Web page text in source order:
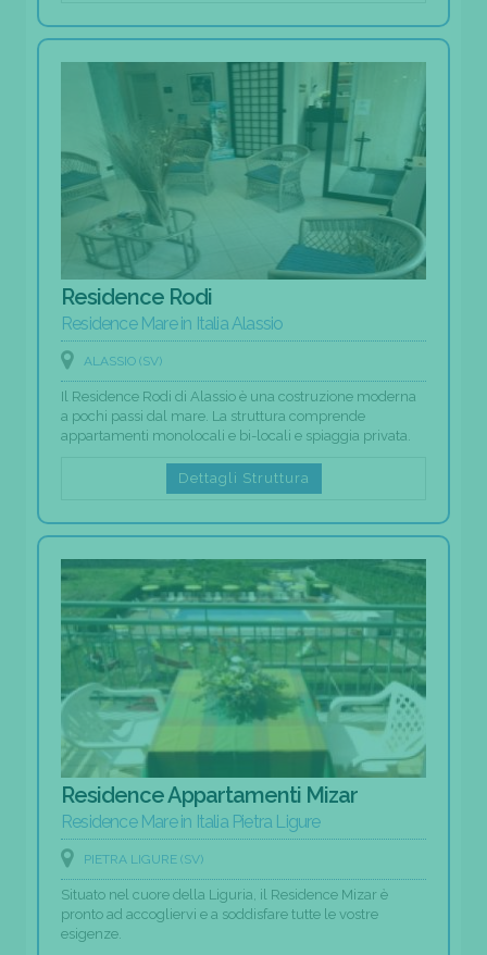
Residence Rodi
Residence Mare in Italia Alassio
ALASSIO (SV)
Il Residence Rodi di Alassio è una costruzione moderna
a pochi passi dal mare. La struttura comprende
appartamenti monolocali e bi-locali e spiaggia privata.
Dettagli Struttura
Residence Appartamenti Mizar
Residence Mare in Italia Pietra Ligure
PIETRA LIGURE (SV)
Situato nel cuore della Liguria, il Residence Mizar è
pronto ad accogliervi e a soddisfare tutte le vostre
esigenze.